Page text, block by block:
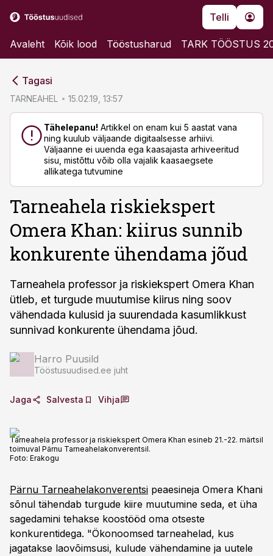
Telli
Avaleht Kõik lood Tööstusharud TARK TÖÖSTUS
Tagasi
TARNEAHEL 15.02.19, 13:57
Tähelepanu! Artikkel on enam kui 5 aastat vana
ning kuulub väljaande digitaalsesse arhiivi.
Väljaanne ei uuenda ega kaasajasta arhiveeritud
sisu, mistõttu võib olla vajalik kaasaegsete
allikatega tutvumine
Tarneahela riskiekspert
Omera Khan: kiirus sunnib
konkurente ühendama jõud
Tarneahela professor ja riskiekspert Omera Khan
ütleb, et turgude muutumise kiirus ning soov
vähendada kulusid ja suurendada kasumlikkust
sunnivad konkurente ühendama jõud.
Harro Puusild
Tööstusuudised.ee juht
Jaga Salvesta Vihja
Tarneahela professor ja riskiekspert Omera Khan esineb 21.-22. märtsil
toimuval Pärnu Tarneahelakonverentsil.
Foto: Erakogu
Pärnu Tarneahelakonverentsi peaesineja Omera Khani
sõnul tähendab turgude kiire muutumine seda, et üha
sagedamini tehakse koostööd oma otseste
konkurentidega. "Ökonoomsed tarneahelad, kus
jagatakse laovõimsusi, kulude vähendamine ja uutele